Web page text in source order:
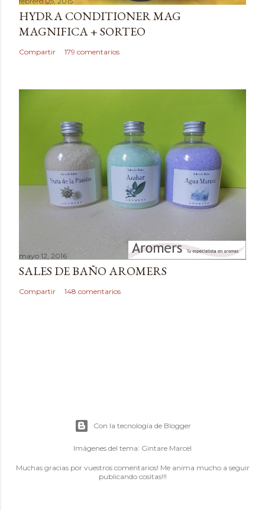
r
u
n
c
o
HYDRA CONDITIONER MAG
MAGNIFICA + SORTEO
Compartir 179 comentarios
mayo 12, 2016
SALES DE BAÑO AROMERS
Compartir 148 comentarios
Con la tecnología de Blogger
Imágenes del tema: Gintare Marcel
Muchas gracias por vuestros comentarios! Me anima mucho a seguir
publicando cositas!!!